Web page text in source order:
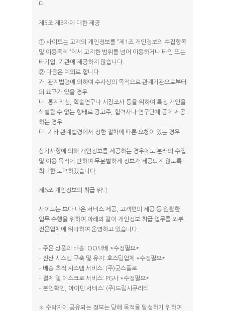
다.
제5조 제3자에 대한 제공
① 사이트는 고객의 개인정보를 “제1조 개인정보의 수집항목
및 이용목적 “에서 고지한 범위를 넘어 이용하거나 타인 또는
타기업, 기관에 제공하지 않습니다.
② 다음은 예외로 합니다.
가. 관계법령에 의하여 수사상의 목적으로 관계기관으로부터
의 요구가 있을 경우
나. 통계작성, 학술연구나 시장조사 등을 위하여 특정 개인을
식별할 수 없는 형태로 광고주, 협력사나 연구단체 등에 제공
하는 경우
다. 기타 관계법령에서 정한 절차에 따른 요청이 있는 경우
상기사항에 의해 개인정보를 제공하는 경우에도 본래의 수집
및 이용 목적에 반하여 무분별하게 정보가 제공되지 않도록
최대한 노력하겠습니다.
제6조 개인정보의 취급 위탁
사이트는 보다 나은 서비스 제공, 고객편의 제공 등 원활한
업무 수행을 위하여 아래와 같이 개인정보 취급 업무를 외부
전문업체에 위탁하여 운영하고 있습니다.
– 주문 상품의 배송: OO택배 *수정필요*
– 전산 시스템 구축 및 유지: 호스팅업체 *수정필요*
– 배송 추적 시스템 서비스: (주)굿스플로
– 결제 및 에스크로 서비스: PG사 *수정필요*
– 본인확인, 아이핀 서비스: (주)드림시큐리티
※ 수탁자에 공유되는 정보는 당해 목적을 달성하기 위하여